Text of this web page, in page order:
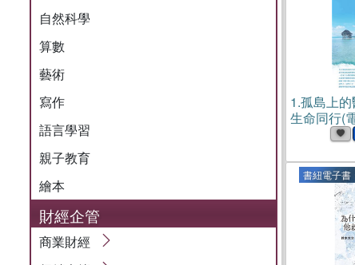
自然科學
算數
藝術
寫作
語言學習
親子教育
繪本
財經企管
商業財經
1.孤島上
生命同行(
書紐電子書